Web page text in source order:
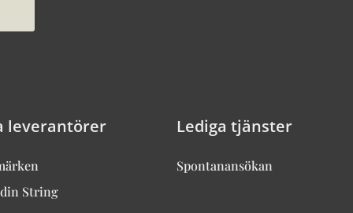
leverantörer
String
Lediga tjänster
Spontanansökan